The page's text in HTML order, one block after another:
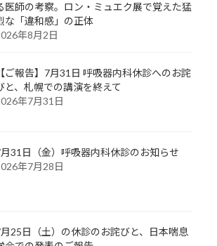
医師の考察。ロン・ミュエク展で覚えた猛
な「違和感」の正体
年8月2日
【ご報告】7月31日 呼吸器内科休診へのお詫
と、札幌での講演を終えて
年7月31日
31日（金）呼吸器内科休診のお知らせ
年7月28日
25日（土）の休診のお詫びと、日本喘息